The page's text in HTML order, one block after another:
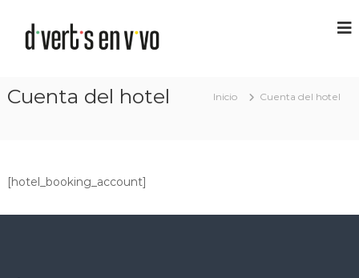
Cuenta del hotel Inicio Cuenta del hotel
[hotel_booking_account]